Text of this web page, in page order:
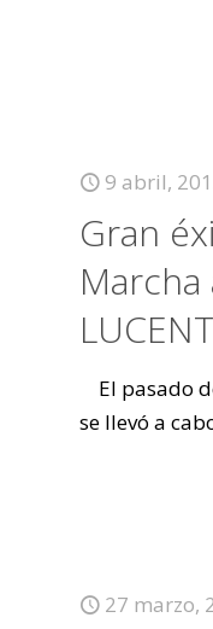
9 abril,
Gran
Marcha
El pasado
se llevó a
27 marzo,